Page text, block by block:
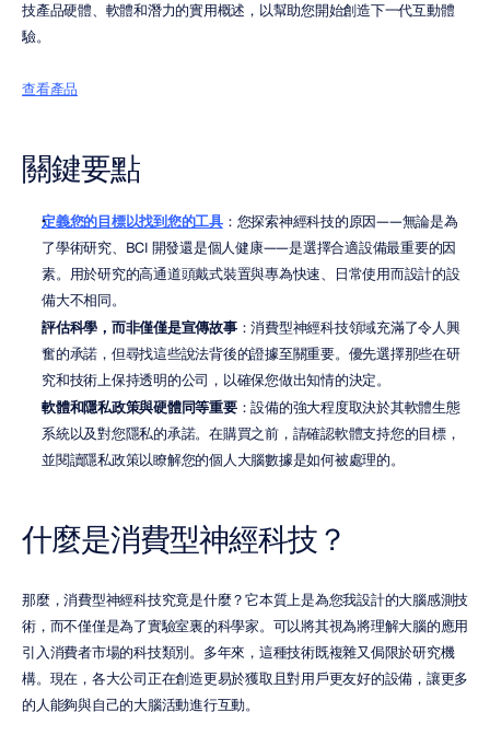
技產品硬體、軟體和潛力的實用概述，以幫助您開始創造下一代互動體
驗。
查看產品
關鍵要點
定義您的目標以找到您的工具：您探索神經科技的原因——無論是為
了學術研究、BCI 開發還是個人健康——是選擇合適設備最重要的因
素。用於研究的高通道頭戴式裝置與專為快速、日常使用而設計的設
備大不相同。
評估科學，而非僅僅是宣傳故事：消費型神經科技領域充滿了令人興
奮的承諾，但尋找這些說法背後的證據至關重要。優先選擇那些在研
究和技術上保持透明的公司，以確保您做出知情的決定。
軟體和隱私政策與硬體同等重要：設備的強大程度取決於其軟體生態
系統以及對您隱私的承諾。在購買之前，請確認軟體支持您的目標，
並閱讀隱私政策以瞭解您的個人大腦數據是如何被處理的。
什麼是消費型神經科技？
那麼，消費型神經科技究竟是什麼？它本質上是為您我設計的大腦感測技
術，而不僅僅是為了實驗室裏的科學家。可以將其視為將理解大腦的應用
引入消費者市場的科技類別。多年來，這種技術既複雜又侷限於研究機
構。現在，各大公司正在創造更易於獲取且對用戶更友好的設備，讓更多
的人能夠與自己的大腦活動進行互動。